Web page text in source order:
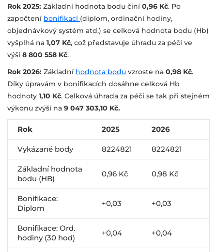
Rok 2025: Základní hodnota bodu činí 0,96 Kč. Po
započtení bonifikací (diplom, ordinační hodiny,
objednávkový systém atd.) se celková hodnota bodu (Hb)
vyšplhá na 1,07 Kč, což představuje úhradu za péči ve
výši 8 800 558 Kč.
Rok 2026: Základní hodnota bodu vzroste na 0,98 Kč.
Díky úpravám v bonifikacích dosáhne celková Hb
hodnoty 1,10 Kč. Celková úhrada za péči se tak při stejném
výkonu zvýší na 9 047 303,10 Kč.
Rok 2025 2026
Vykázané body 8224821 8224821
Základní hodnota
bodu (HB)
0,96 Kč 0,98 Kč
Bonifikace:
Diplom
+0,03 +0,03
Bonifikace: Ord.
hodiny (30 hod)
+0,04 +0,04